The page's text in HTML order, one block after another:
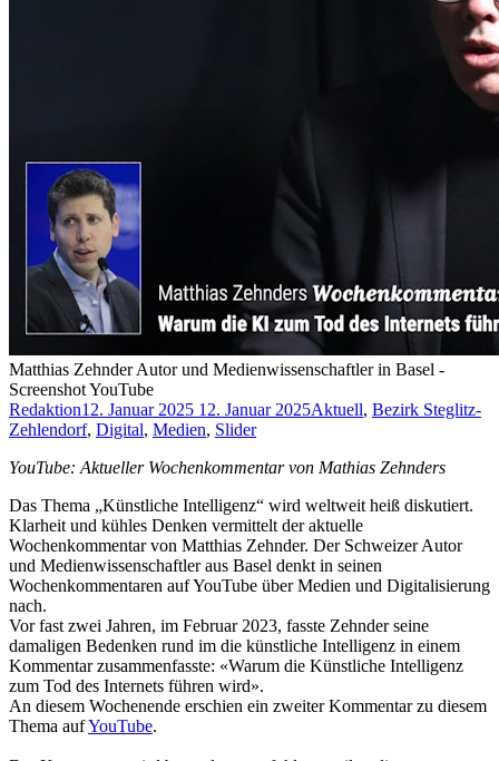
Matthias Zehnder Autor und Medienwissenschaftler in Basel -
Screenshot YouTube
Redaktion12. Januar 2025 12. Januar 2025Aktuell, Bezirk Steglitz-
Zehlendorf, Digital, Medien, Slider
YouTube: Aktueller Wochenkommentar von Mathias Zehnders
Das Thema „Künstliche Intelligenz“ wird weltweit heiß diskutiert.
Klarheit und kühles Denken vermittelt der aktuelle
Wochenkommentar von Matthias Zehnder. Der Schweizer Autor
und Medienwissenschaftler aus Basel denkt in seinen
Wochenkommentaren auf YouTube über Medien und Digitalisierung
nach.
Vor fast zwei Jahren, im Februar 2023, fasste Zehnder seine
damaligen Bedenken rund im die künstliche Intelligenz in einem
Kommentar zusammenfasste: «Warum die Künstliche Intelligenz
zum Tod des Internets führen wird».
An diesem Wochenende erschien ein zweiter Kommentar zu diesem
Thema aufYouTube.